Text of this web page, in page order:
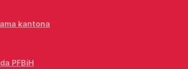
kantona
PFBiH